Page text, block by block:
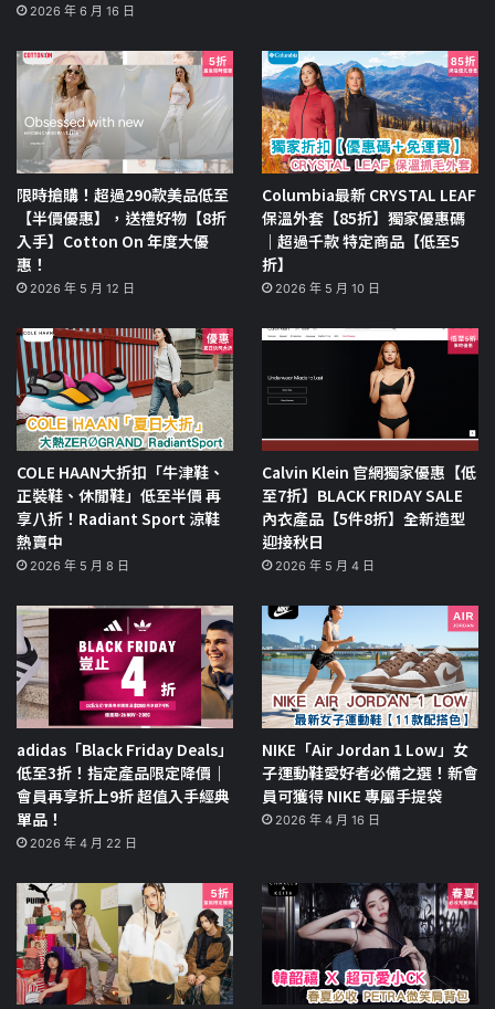
2026 年 6 月 16 日
限時搶購！超過290款美品低至
【半價優惠】，送禮好物【8折
入手】Cotton On 年度大優
惠！
2026 年 5 月 12 日
Columbia最新 CRYSTAL LEAF
保溫外套【85折】獨家優惠碼
｜超過千款 特定商品【低至5
折】
2026 年 5 月 10 日
COLE HAAN大折扣「牛津鞋、
正裝鞋、休閒鞋」低至半價 再
享八折！Radiant Sport 涼鞋
熱賣中
2026 年 5 月 8 日
Calvin Klein 官網獨家優惠【低
至7折】BLACK FRIDAY SALE
內衣產品【5件8折】全新造型
迎接秋日
2026 年 5 月 4 日
adidas「Black Friday Deals」
低至3折！指定產品限定降價｜
會員再享折上9折 超值入手經典
單品！
2026 年 4 月 22 日
NIKE「Air Jordan 1 Low」女
子運動鞋愛好者必備之選！新會
員可獲得 NIKE 專屬手提袋
2026 年 4 月 16 日